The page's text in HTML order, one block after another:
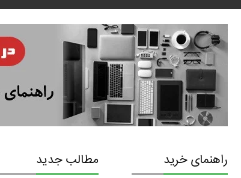
راهنمای خرید مطالب جدید